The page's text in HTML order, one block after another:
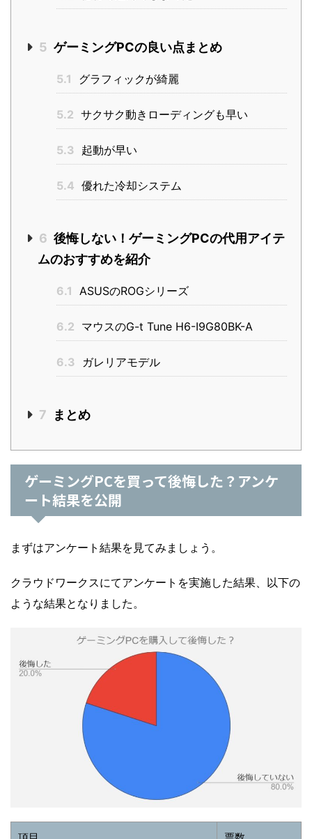
5 ゲーミングPCの良い点まとめ
5.1 グラフィックが綺麗
5.2 サクサク動きローディングも早い
5.3 起動が早い
5.4 優れた冷却システム
6 後悔しない！ゲーミングPCの代用アイテ
ムのおすすめを紹介
6.1 ASUSのROGシリーズ
6.2 マウスのG-t Tune H6-I9G80BK-A
6.3 ガレリアモデル
7 まとめ
ゲーミングPCを買って後悔した？アンケ
ート結果を公開
まずはアンケート結果を見てみましょう。
クラウドワークスにてアンケートを実施した結果、以下の
ような結果となりました。